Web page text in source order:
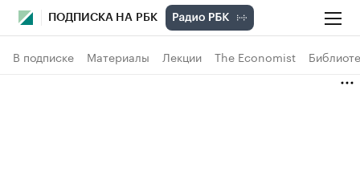
ПОДПИСКА НА РБК
В подписке Материалы Лекции The Economist